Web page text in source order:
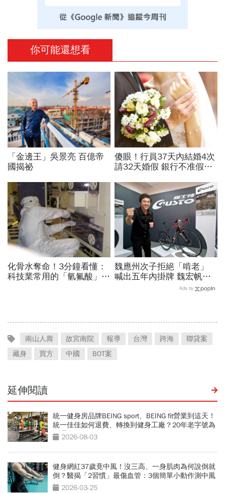
你可能還想看
「金邊王」吳景亮 百億帝
國揭祕
傻眼！行員37天內結婚4次
請32天婚假 銀行不准假遭
化骨水奪命！3分鐘看懂：
科技業常用的「氫氟酸」，
魏應州次子拒絕「啃老」
喊出五年內掛牌 魏宏帆繳
出品牌路上首張成績單
Ads by
南山人壽 故宮南院 報導 台灣 跨海
聯貸案
藏身
買方 中國 BOT案
延伸閱讀
統一健身房品牌BEING sport、BEING fit營業到這天！
統一佳佳如何退費、轉換到健身工廠？20年老字號為
何退出
2026-08-03
健身網紅37歲竟中風！沒三高、一身肌肉為何說倒就
倒？醫揭「2習慣」最傷血管：3個簡單小動作測中風
跡象2026-03-25